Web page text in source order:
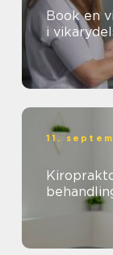
Book en
i
11.